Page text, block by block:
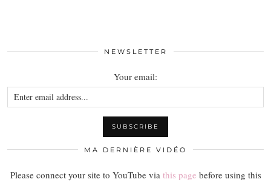
NEWSLETTER
Your email:
MA DERNIÈRE VIDÉO
Please connect your site to YouTube via this page before using this